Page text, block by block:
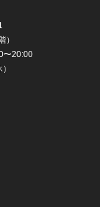
）
〜20:00